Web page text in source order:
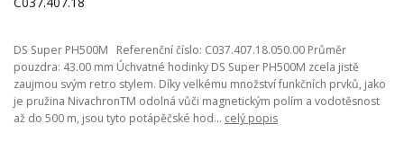
DS Super PH500M Referenční číslo: C037.407.18.050.00 Průměr
pouzdra: 43.00 mm Úchvatné hodinky DS Super PH500M zcela jistě
zaujmou svým retro stylem. Díky velkému množství funkčních prvků, jako
je pružina NivachronTM odolná vůči magnetickým polím a vodotěsnost
až do 500 m, jsou tyto potápěčské hod... celý popis